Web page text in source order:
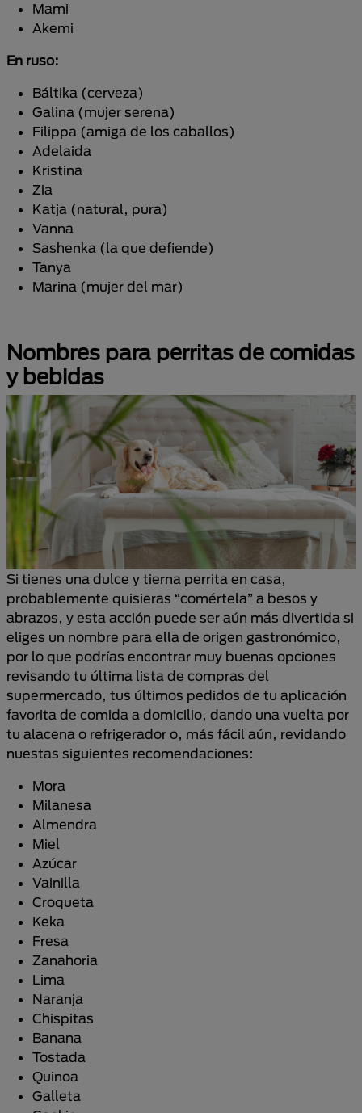
Mami
Akemi
En ruso:
Báltika (cerveza)
Galina (mujer serena)
Filippa (amiga de los caballos)
Adelaida
Kristina
Zia
Katja (natural, pura)
Vanna
Sashenka (la que defiende)
Tanya
Marina (mujer del mar)
Nombres para perritas de comidas
y bebidas
Si tienes una dulce y tierna perrita en casa,
probablemente quisieras “comértela” a besos y
abrazos, y esta acción puede ser aún más divertida si
eliges un nombre para ella de origen gastronómico,
por lo que podrías encontrar muy buenas opciones
revisando tu última lista de compras del
supermercado, tus últimos pedidos de tu aplicación
favorita de comida a domicilio, dando una vuelta por
tu alacena o refrigerador o, más fácil aún, revidando
nuestas siguientes recomendaciones:
Mora
Milanesa
Almendra
Miel
Azúcar
Vainilla
Croqueta
Keka
Fresa
Zanahoria
Lima
Naranja
Chispitas
Banana
Tostada
Quinoa
Galleta